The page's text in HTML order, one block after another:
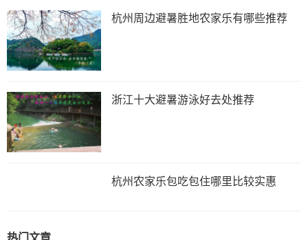
杭州周边避暑胜地农家乐有哪些推荐
浙江十大避暑游泳好去处推荐
杭州农家乐包吃包住哪里比较实惠